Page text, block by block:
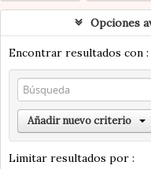
Opciones
Encontrar resultados con :
Añadir nuevo criterio
Limitar resultados por :